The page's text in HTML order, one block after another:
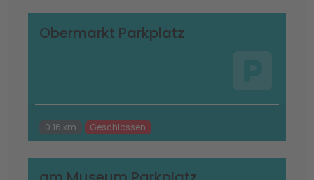
Obermarkt Parkplatz
0.16 km Geschlossen